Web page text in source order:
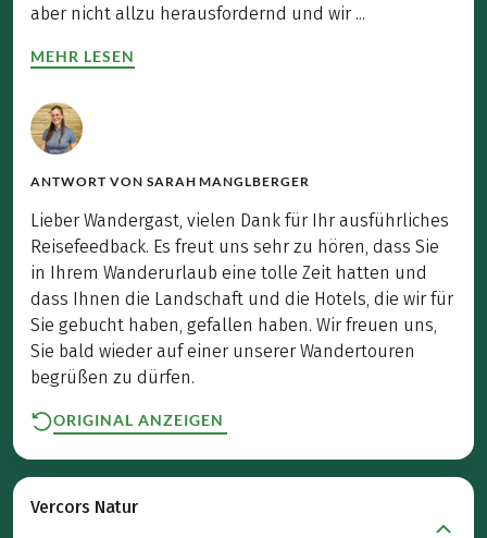
aber nicht allzu herausfordernd und wir ...
MEHR LESEN
ANTWORT VON SARAH MANGLBERGER
Lieber Wandergast, vielen Dank für Ihr ausführliches
Reisefeedback. Es freut uns sehr zu hören, dass Sie
in Ihrem Wanderurlaub eine tolle Zeit hatten und
dass Ihnen die Landschaft und die Hotels, die wir für
Sie gebucht haben, gefallen haben. Wir freuen uns,
Sie bald wieder auf einer unserer Wandertouren
begrüßen zu dürfen.
ORIGINAL ANZEIGEN
Vercors Natur